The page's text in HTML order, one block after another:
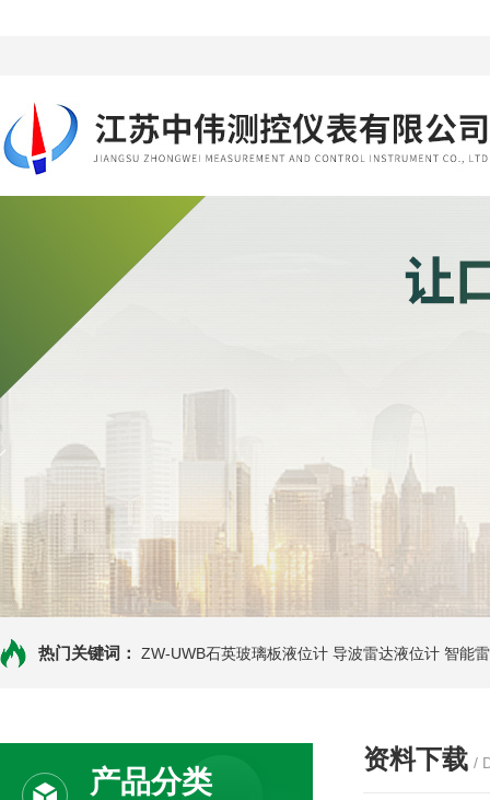
热门关键词： ZW-UWB石英玻璃板液位计 导波雷达液位计 智能
产品分类
资料下载 /